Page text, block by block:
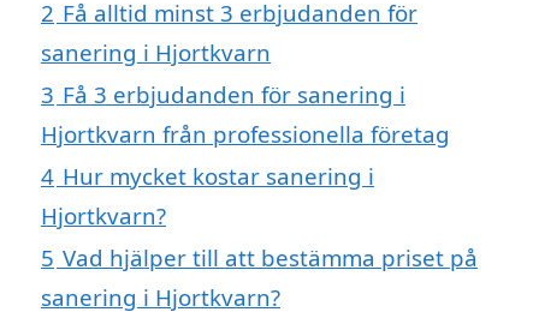
2 Få alltid minst 3 erbjudanden för
sanering i Hjortkvarn
3 Få 3 erbjudanden för sanering i
Hjortkvarn från professionella företag
4 Hur mycket kostar sanering i
Hjortkvarn?
5 Vad hjälper till att bestämma priset på
sanering i Hjortkvarn?